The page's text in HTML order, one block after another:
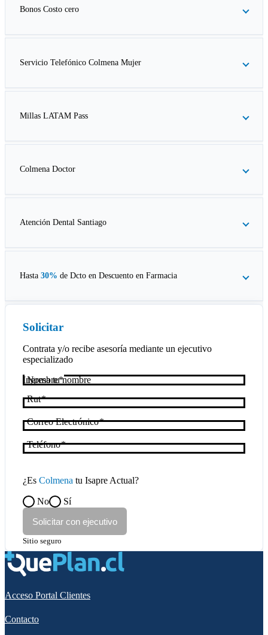
Bonos Costo cero
Servicio Telefónico Colmena Mujer
Millas LATAM Pass
Colmena Doctor
Atención Dental Santiago
Hasta 30% de Dcto en Descuento en Farmacia
Solicitar
Contrata y/o recibe asesoría mediante un ejecutivo
especializado
Nombre
Rut
Correo Electrónico
Teléfono
¿Es Colmena tu Isapre Actual?
No
Sí
Solicitar con ejecutivo
Sitio seguro
Acceso Portal Clientes
Contacto